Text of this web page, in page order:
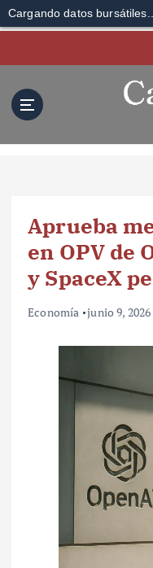
Cargando datos bursátiles...
Aprueba
en OPV de
y SpaceX
Economía junio 9, 2026